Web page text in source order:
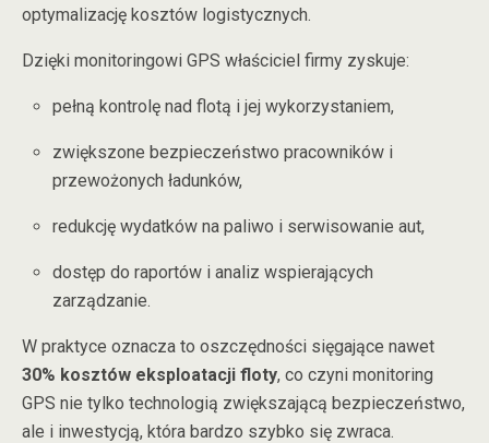
optymalizację kosztów logistycznych.
Dzięki monitoringowi GPS właściciel firmy zyskuje:
pełną kontrolę nad flotą i jej wykorzystaniem,
zwiększone bezpieczeństwo pracowników i
przewożonych ładunków,
redukcję wydatków na paliwo i serwisowanie aut,
dostęp do raportów i analiz wspierających
zarządzanie.
W praktyce oznacza to oszczędności sięgające nawet
30% kosztów eksploatacji floty, co czyni monitoring
GPS nie tylko technologią zwiększającą bezpieczeństwo,
ale i inwestycją, która bardzo szybko się zwraca.